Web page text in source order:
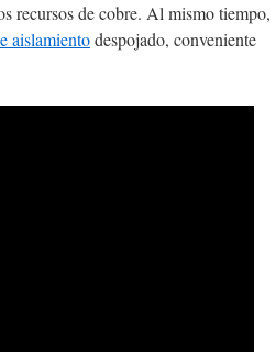
recursos de cobre. Al mismo tiempo,
aislamientodespojado, conveniente